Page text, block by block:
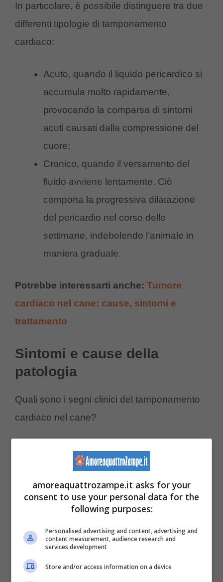
In particolare, è possibile distinguere tra due
differenti tipologie di tamponamento
cardiaco:
Acuto, quando il liquido pericardico si
accumula molto rapidamente,
provocando la comparsa di sintomi
acuti causati dalla compressione del
cuore;
Cronico, quando il versamento del
fluido avviene lentamente. Ciò
comporta la progressiva dilatazione
del pericardio nel corso delle
settimane, indebolendo l’animale in
maniera graduale.
Potrebbe interessarti anche: Tumore
cardiaco nel cane: cause, sintomi e
trattamento
Sintomi e cause della
patologia
Quali sono i segni clinici del tamponamento
cardiaco nel cane?
amoreaquattrozampe.it asks for your
consent to use your personal data for the
following purposes:
Personalised advertising and content, advertising and
content measurement, audience research and
services development
Store and/or access information on a device